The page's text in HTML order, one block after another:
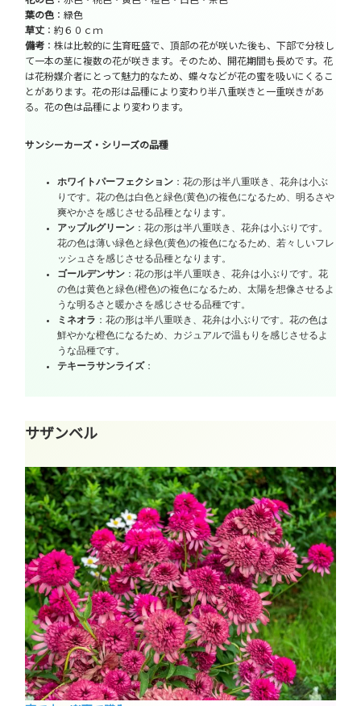
葉の色 ：緑色
草丈 ：約６０ｃｍ
備考 ：株は比較的に生育旺盛で、頂部の花が咲いた後も、下部で分枝し
て一本の茎に複数の花が咲きます。そのため、開花期間も長めです。花
は花粉媒介者にとって魅力的なため、蝶々などが花の蜜を吸いにくるこ
とがあります。花の形は品種により変わり半八重咲きと一重咲きがあ
る。花の色は品種により変わります。
サンシーカーズ・シリーズの品種
ホワイトパーフェクション ：花の形は半八重咲き、花弁は小ぶ
りです。花の色は白色と緑色(黄色)の複色になるため、明るさや
爽やかさを感じさせる品種となります。
アップルグリーン ：花の形は半八重咲き、花弁は小ぶりです。
花の色は薄い緑色と緑色(黄色)の複色になるため、若々しいフレ
ッシュさを感じさせる品種となります。
ゴールデンサン ：花の形は半八重咲き、花弁は小ぶりです。花
の色は黄色と緑色(橙色)の複色になるため、太陽を想像させるよ
うな明るさと暖かさを感じさせる品種です。
ミネオラ ：花の形は半八重咲き、花弁は小ぶりです。花の色は
鮮やかな橙色になるため、カジュアルで温もりを感じさせるよ
うな品種です。
テキーラサンライズ：
サザンベル